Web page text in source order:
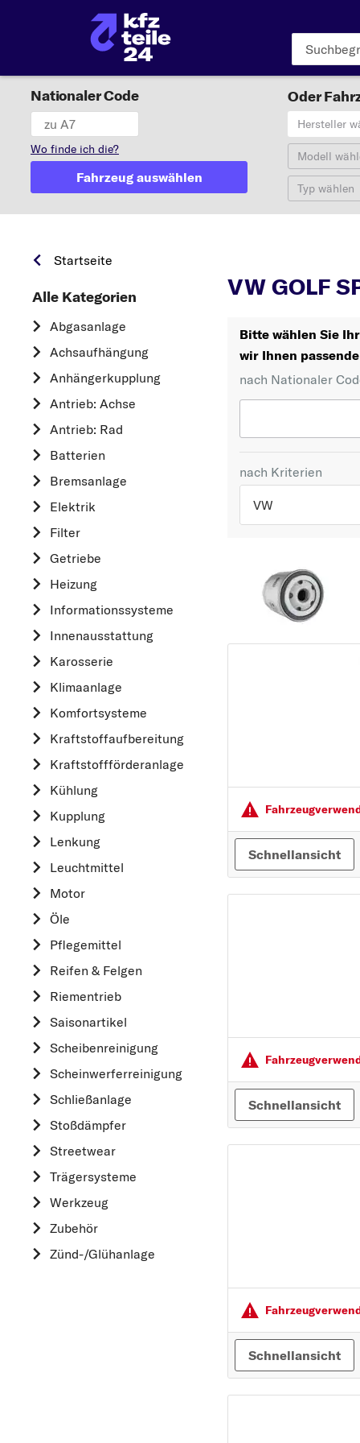
Nationaler Code
Wo finde ich die?
Fahrzeug auswählen
Oder
Hersteller
Modell
Typ wählen
Startseite
Alle Kategorien
Abgasanlage
Achsaufhängung
Anhängerkupplung
Antrieb: Achse
Antrieb: Rad
Batterien
Bremsanlage
Elektrik
Filter
Getriebe
Heizung
Informationssysteme
Innenausstattung
Karosserie
Klimaanlage
Komfortsysteme
Kraftstoff­aufbereitung
Kraftstoff­förderanlage
Kühlung
Kupplung
Lenkung
Leuchtmittel
Motor
Öle
Pflegemittel
Reifen & Felgen
Riementrieb
Saisonartikel
Scheibenreinigung
Scheinwerferreinigung
Schließanlage
Stoßdämpfer
Streetwear
Trägersysteme
Werkzeug
Zubehör
Zünd-/Glühanlage
VW GOLF
Bitte wählen Sie
wir Ihnen
nach Nationaler
nach Kriterien
VW
OPEL
MERCEDES-BENZ
FORD
BMW
C
CHEVROLET
CITROËN
H
HONDA
HYUNDAI
K
MINI
MITSUBISHI
N
NISSAN
O
Schnellansicht
Schnellansicht
Schnellansicht